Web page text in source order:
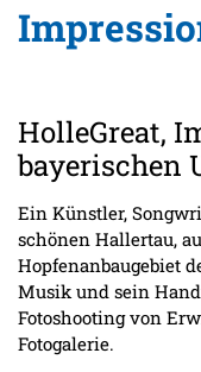
HolleGreat,
bayerischen
Ein Künstler,
schönen Hallertau,
Hopfenanbaugebiet
Musik und sein
Fotoshooting von
Fotogalerie.